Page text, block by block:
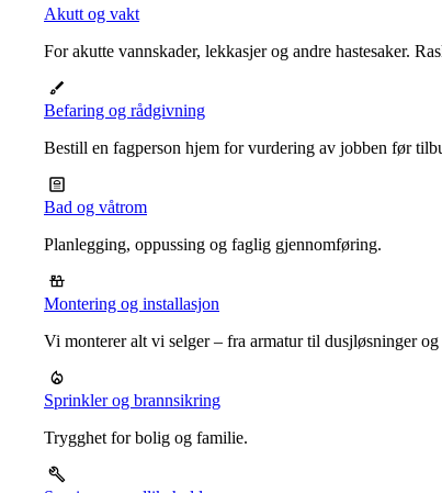
Akutt og vakt
For akutte vannskader, lekkasjer og andre hastesaker.
Befaring og rådgivning
Bestill en fagperson hjem for vurdering av jobben før
Bad og våtrom
Planlegging, oppussing og faglig gjennomføring.
Montering og installasjon
Vi monterer alt vi selger – fra armatur til dusjløsninger og
Sprinkler og brannsikring
Trygghet for bolig og familie.